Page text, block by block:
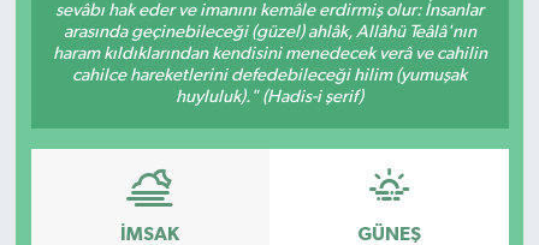
sevâbı hak eder ve imanını kemâle erdirmiş olur: İnsanlar
arasında geçinebileceği (güzel) ahlâk, Allâhü Teâlâ'nın
haram kıldıklarından kendisini menedecek verâ ve cahilin
cahilce hareketlerini defedebileceği hilim (yumuşak
huyluluk)." (Hadis-i şerif)
İMSAK GÜNEŞ